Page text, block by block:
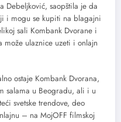
Debeljković, saopštila je da
i mogu se kupiti na blagajni
sali Kombank Dvorane i
ulaznice uzeti i onlajn
ostaje Kombank Dvorana,
salama u Beogradu, ali i u
svetske trendove, deo
– na MojOFF filmskoj